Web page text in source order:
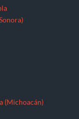
Tren Maya
Ciudad de